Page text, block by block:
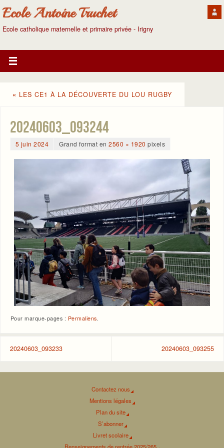
Ecole Antoine Truchet
Ecole catholique maternelle et primaire privée - Irigny
« LES CE1 À LA DÉCOUVERTE DU LOU RUGBY
20240603_093244
5 juin 2024 Grand format en2560 × 1920 pixels
Pour marque-pages : Permaliens
20240603_093233 20240603_093255
Contactez nous
Mentions légales
Plan du site
S’abonner
Livret scolaire